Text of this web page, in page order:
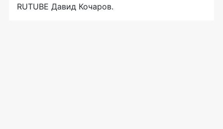
RUTUBE Давид Кочаров.